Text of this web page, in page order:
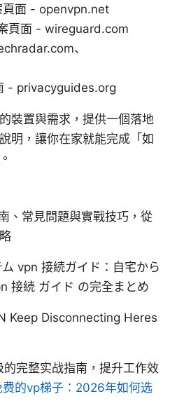
頁面 - openvpn.net
頁面 - wireguard.com
、
- privacyguides.org
裝置與需求，提供一個落地
明，讓你在家就能完成「如
、常見問題與實戰技巧，從
vpn 接続ガイド：自宅から
接続 ガイド の完全まとめ
Keep Disconnecting Heres
完整实战指南，提升工作效
费的vp梯子：2026年如何选